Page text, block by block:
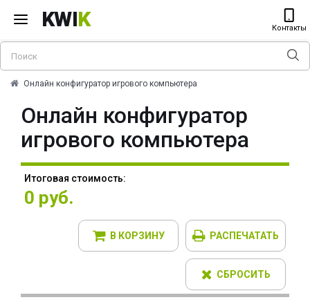
KWIK Контакты
Онлайн конфигуратор игрового компьютера
Онлайн конфигуратор
игрового компьютера
Итоговая стоимость:
0 руб.
В КОРЗИНУ РАСПЕЧАТАТЬ
СБРОСИТЬ